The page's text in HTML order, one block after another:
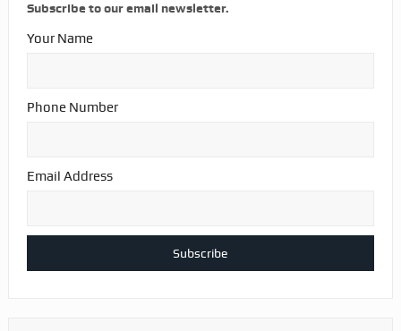
Subscribe to our email newsletter.
Your Name
Phone Number
Email Address